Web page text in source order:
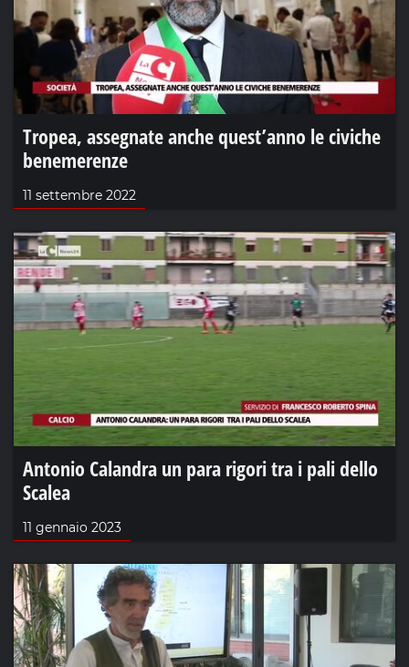
Tropea, assegnate anche quest’anno le civiche
benemerenze
11 settembre 2022
Antonio Calandra un para rigori tra i pali dello
Scalea
11 gennaio 2023